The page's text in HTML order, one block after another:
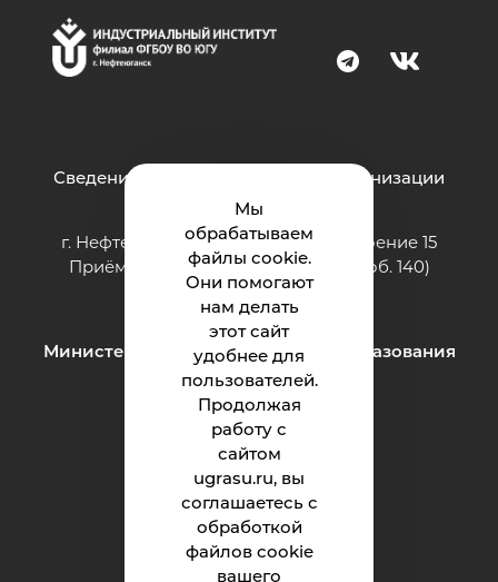
Мы
обрабатываем
файлы cookie.
Они помогают
нам делать
этот сайт
удобнее для
пользователей.
Продолжая
работу с
сайтом
ugrasu.ru, вы
соглашаетесь с
обработкой
файлов cookie
вашего
Сведения об образовательной организации
г. Нефтеюганск, ул. Строителей, строение 15
Приёмная: тел.: 8 (3463) 200-994 (доб. 140)
e-mail: ii@ugrasu.ru
Министерство науки и высшего образования
Российской Федерации
Институт
Абитуриенту
Студенту
Родителям